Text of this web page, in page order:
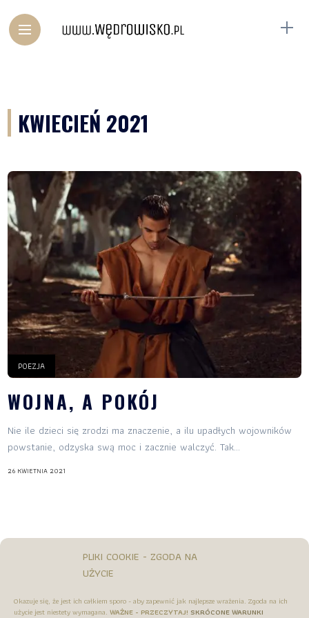
PLIKI COOKIE - ZGODA NA
UŻYCIE
Okazuje się, że jest ich całkiem sporo - aby zapewnić jak najlepsze wrażenia. Zgoda na ich
użycie jest niestety wymagana. WAŻNE - PRZECZYTAJ! SKRÓCONE WARUNKI
KWIECIEŃ 2021
POEZJA
WOJNA, A POKÓJ
Nie ile dzieci się zrodzi ma znaczenie, a ilu upadłych wojowników
powstanie, odzyska swą moc i zacznie walczyć. Tak...
26 KWIETNIA 2021